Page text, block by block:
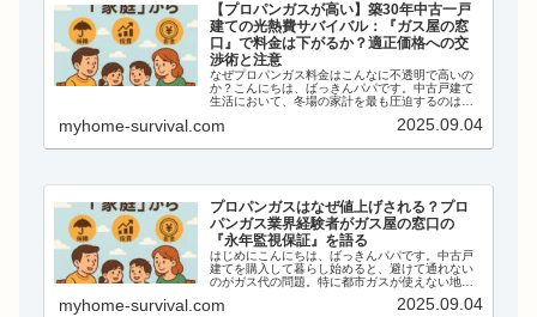
【プロパンガスが高い】築30年中古一戸
建ての光熱費サバイバル：『ガス屋の窓
口』で料金は下がるか？適正価格への交
渉術と注意
なぜプロパンガス料金はこんなに不透明で高いの
か？こんにちは、ばっきんパパです。中古戸建て
生活において、冬場の家計を最も圧迫するのは
ロパンガスは自由料金であり、業者によって価格
myhome-survival.com 2025.09.04
プロパンガスはなぜ値上げされる？プロ
パンガス業界経験者がガス屋の窓口の
『永年監視保証』を語る
はじめにこんにちは、ばっきんパパです。中古戸
建てを購入して暮らし始めると、避けて通れない
のがガス代の問題。特に都市ガスが使えない地域
が多いですよね。しかし、ここでよく聞く声が、
myhome-survival.com 2025.09.04